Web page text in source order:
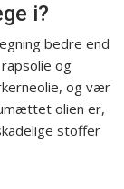
i?
bedre end
og
og vær
olien er,
stoffer